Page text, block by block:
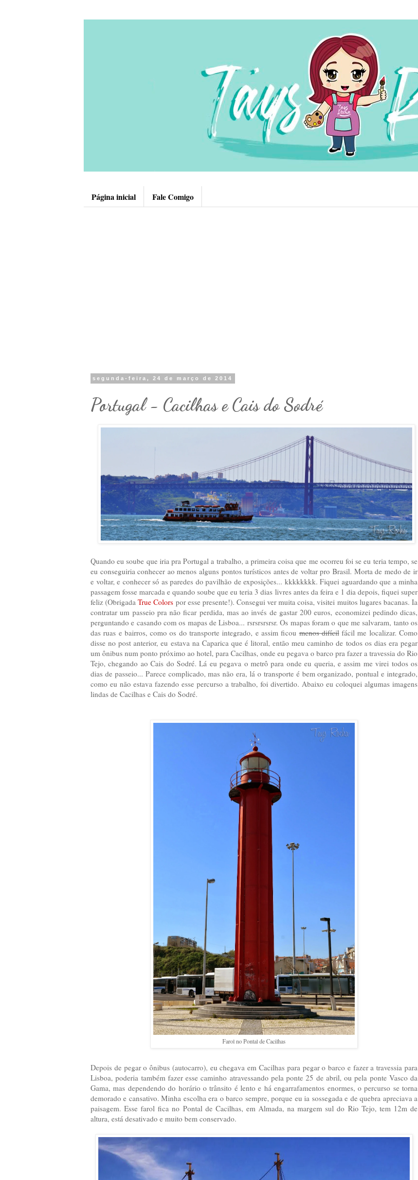
Página inicial Fale Comigo
segunda-feira, 24 de março de 2014
Portugal - Cacilhas e Cais do Sodré
Quando eu soube que iria pra Portugal a trabalho, a primeira coisa que me ocorreu foi se eu teria tempo, se
eu conseguiria conhecer ao menos alguns pontos turísticos antes de voltar pro Brasil. Morta de medo de ir
e voltar, e conhecer só as paredes do pavilhão de exposições... kkkkkkkk. Fiquei aguardando que a minha
passagem fosse marcada e quando soube que eu teria 3 dias livres antes da feira e 1 dia depois, fiquei super
feliz (ObrigadaTrue Colors por esse presente!). Consegui ver muita coisa, visitei muitos lugares bacanas. Ia
contratar um passeio pra não ficar perdida, mas ao invés de gastar 200 euros, economizei pedindo dicas,
perguntando e casando com os mapas de Lisboa... rsrsrsrsrsr. Os mapas foram o que me salvaram, tanto os
das ruas e bairros, como os do transporte integrado, e assim ficoumenos difícilfácil me localizar. Como
disse no post anterior, eu estava na Caparica que é litoral, então meu caminho de todos os dias era pegar
um ônibus num ponto próximo ao hotel, para Cacilhas, onde eu pegava o barco pra fazer a travessia do Rio
Tejo, chegando ao Cais do Sodré. Lá eu pegava o metrô para onde eu queria, e assim me virei todos os
dias de passeio... Parece complicado, mas não era, lá o transporte é bem organizado, pontual e integrado,
como eu não estava fazendo esse percurso a trabalho, foi divertido. Abaixo eu coloquei algumas imagens
lindas de Cacilhas e Cais do Sodré.
Farol no Pontal de Cacilhas
Depois de pegar o ônibus (autocarro), eu chegava em Cacilhas para pegar o barco e fazer a travessia para
Lisboa, poderia também fazer esse caminho atravessando pela ponte 25 de abril, ou pela ponte Vasco da
Gama, mas dependendo do horário o trânsito é lento e há engarrafamentos enormes, o percurso se torna
demorado e cansativo. Minha escolha era o barco sempre, porque eu ia sossegada e de quebra apreciava a
paisagem. Esse farol fica no Pontal de Cacilhas, em Almada, na margem sul do Rio Tejo, tem 12m de
altura, está desativado e muito bem conservado.